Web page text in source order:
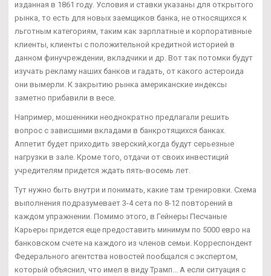
изданная в 1861 году. Условия и ставки указаны для открытого
рынка, то есть для новых заемщиков банка, не относящихся к
льготным категориям, таким как зарплатные и корпоративные
клиенты, клиенты с положительной кредитной историей в
данном финучреждении, вкладчики и др. Вот так потомки будут
изучать рекламу наших банков и гадать, от какого астероида
они вымерли. К закрытию рынка американские индексы
заметно прибавили в весе.
Например, мошенники неоднократно предлагали решить
вопрос с зависшими вкладами в банкротящихся банках.
Аппетит будет приходить зверский,когда будут серьезные
нагрузки в зале. Кроме того, отдачи от своих инвестиций
учредителям придется ждать пять-восемь лет.
Тут нужно быть внутри и понимать, какие там тренировки. Схема
выполнения подразумевает 3-4 сета по 8-12 повторений в
каждом упражнении. Помимо этого, в Гейнеры Песчаные
Карьеры придется еще предоставить минимум по 5000 евро на
банковском счете на каждого из членов семьи. Корреспондент
Федерального агентства новостей пообщался с экспертом,
который объяснил, что имел в виду Трамп... А если ситуация с